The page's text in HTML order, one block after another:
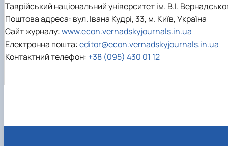
Таврійський національний університет ім. В.І.
Поштова адреса: вул. Івана Кудрі, 33, м. Київ, Україна
Сайт журналу:www.econ.vernadskyjournals.in.ua
Електронна пошта:editor@econ.vernadskyjournals.in.ua
Контактний телефон: +38 (095) 430 01 12